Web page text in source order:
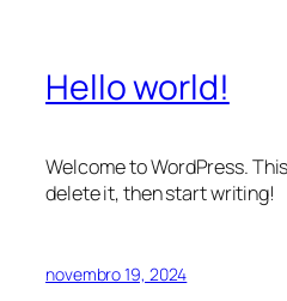
Hello world!
Welcome to WordPress.
delete it, then start writing!
novembro 19, 2024